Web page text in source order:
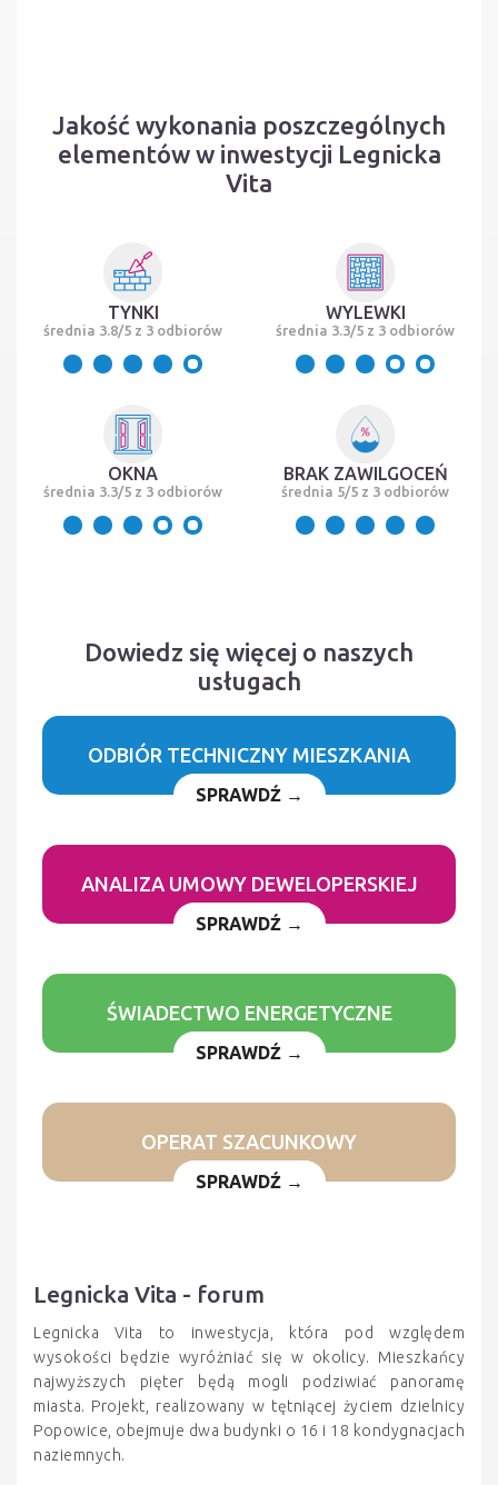
Jakość wykonania poszczególnych
elementów w inwestycji Legnicka
Vita
TYNKI
średnia 3.8/5 z 3 odbiorów
WYLEWKI
średnia 3.3/5 z 3 odbiorów
OKNA
średnia 3.3/5 z 3 odbiorów
BRAK ZAWILGOCEŃ
średnia 5/5 z 3 odbiorów
Dowiedz się więcej o naszych
usługach
ODBIÓR TECHNICZNY MIESZKANIA
SPRAWDŹ →
ANALIZA UMOWY DEWELOPERSKIEJ
SPRAWDŹ →
ŚWIADECTWO ENERGETYCZNE
SPRAWDŹ →
OPERAT SZACUNKOWY
SPRAWDŹ →
Legnicka Vita - forum
Legnicka Vita to inwestycja, która pod względem
wysokości będzie wyróżniać się w okolicy. Mieszkańcy
najwyższych pięter będą mogli podziwiać panoramę
miasta. Projekt, realizowany w tętniącej życiem dzielnicy
Popowice, obejmuje dwa budynki o 16 i 18 kondygnacjach
naziemnych.